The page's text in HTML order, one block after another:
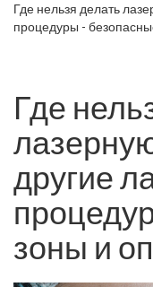
Где нельзя делать
процедуры -
Где
другие
зоны и